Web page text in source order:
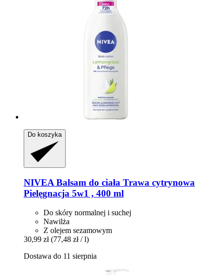
Do koszyka
NIVEA Balsam do ciała Trawa cytrynowa
Pielęgnacja 5w1 , 400 ml
Do skóry normalnej i suchej
Nawilża
Z olejem sezamowym
30,99 zł (77,48 zł / l)
Dostawa do 11 sierpnia